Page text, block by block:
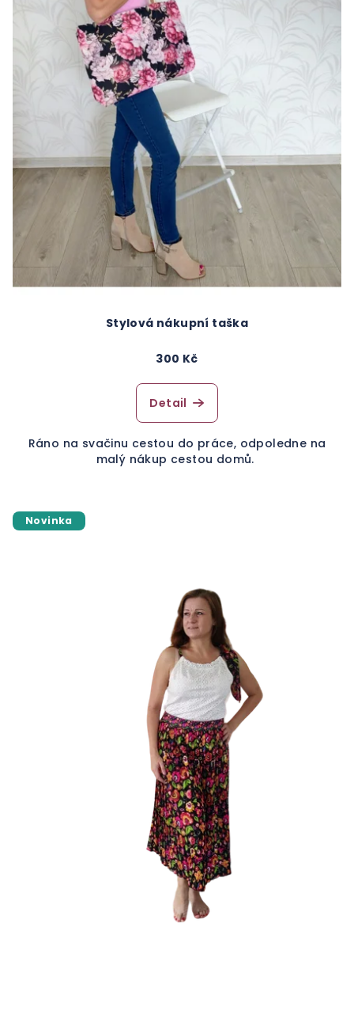
Stylová nákupní taška
300 Kč
Detail
Ráno na svačinu cestou do práce, odpoledne na
malý nákup cestou domů.
Novinka